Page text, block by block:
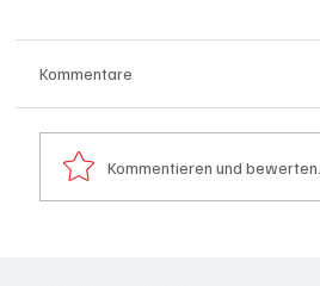
Kommentare
Kommentieren und bewerten...